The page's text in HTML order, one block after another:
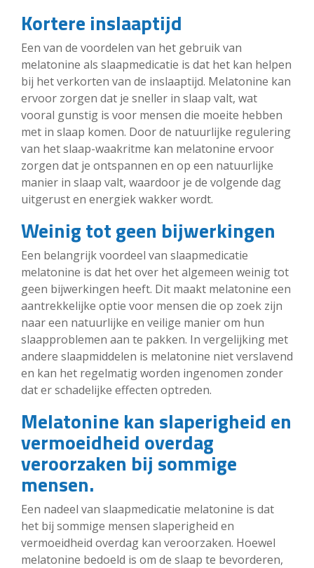
Kortere inslaaptijd
Een van de voordelen van het gebruik van
melatonine als slaapmedicatie is dat het kan helpen
bij het verkorten van de inslaaptijd. Melatonine kan
ervoor zorgen dat je sneller in slaap valt, wat
vooral gunstig is voor mensen die moeite hebben
met in slaap komen. Door de natuurlijke regulering
van het slaap-waakritme kan melatonine ervoor
zorgen dat je ontspannen en op een natuurlijke
manier in slaap valt, waardoor je de volgende dag
uitgerust en energiek wakker wordt.
Weinig tot geen bijwerkingen
Een belangrijk voordeel van slaapmedicatie
melatonine is dat het over het algemeen weinig tot
geen bijwerkingen heeft. Dit maakt melatonine een
aantrekkelijke optie voor mensen die op zoek zijn
naar een natuurlijke en veilige manier om hun
slaapproblemen aan te pakken. In vergelijking met
andere slaapmiddelen is melatonine niet verslavend
en kan het regelmatig worden ingenomen zonder
dat er schadelijke effecten optreden.
Melatonine kan slaperigheid en
vermoeidheid overdag
veroorzaken bij sommige
mensen.
Een nadeel van slaapmedicatie melatonine is dat
het bij sommige mensen slaperigheid en
vermoeidheid overdag kan veroorzaken. Hoewel
melatonine bedoeld is om de slaap te bevorderen,